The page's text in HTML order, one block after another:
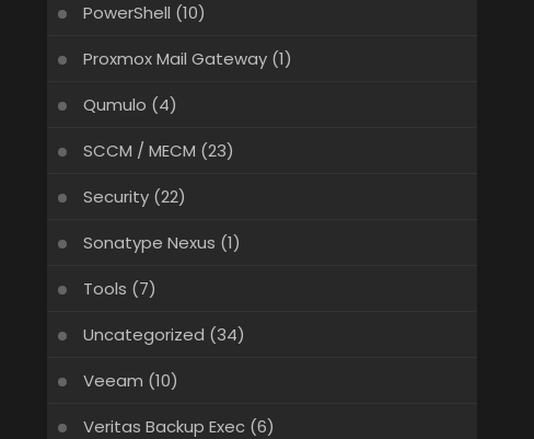
PowerShell (10)
Proxmox Mail Gateway(1)
Qumulo (4)
SCCM / MECM (23)
Security(22)
Sonatype Nexus (1)
Tools (7)
Uncategorized (34)
Veeam (10)
Veritas Backup Exec(6)